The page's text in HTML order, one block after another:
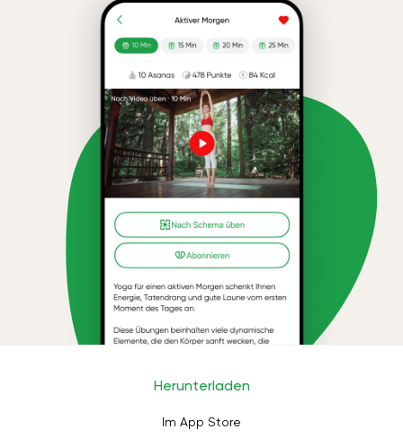
Herunterladen
Im App Store